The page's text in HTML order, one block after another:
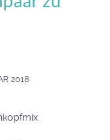
2018